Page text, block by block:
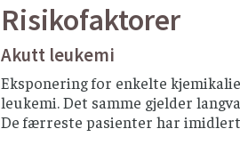
Risikofaktorer
Akutt leukemi
Eksponering for enkelte
leukemi. Det samme gjelder
De færreste pasienter har